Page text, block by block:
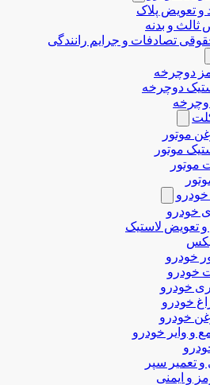
و تعویض پلاک
و بدنه
تصادفات و جرایم رانندگی
دوچرخه
دوچرخه
موتور
موتور
موتور
خودرو
خودرو
و تعویض لاستیک
خودرو
خودرو
خودرو
خودرو
خودرو
و وایر خودرو
تعمیر سپر
و ایمنی